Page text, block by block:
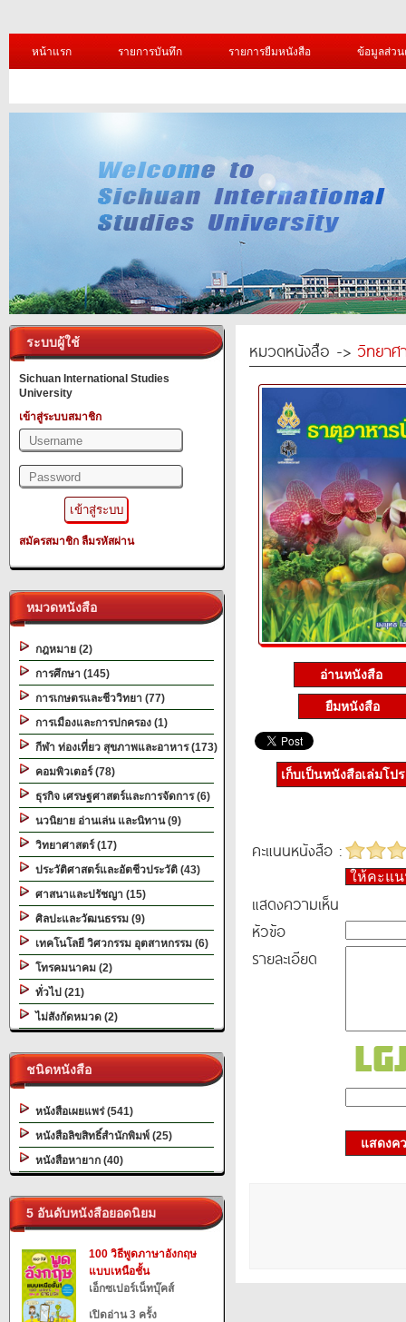
หน้าแรก รายการบันทึก รายการยืมหนังสือ ข้อมูลส่ว
ระบบผู้ใช้
Sichuan International Studies
University
เข้าสู่ระบบสมาชิก
สมัครสมาชิก ลืมรหัสผ่าน
หมวดหนังสือ
กฎหมาย (2)
การศึกษา (145)
การเกษตรและชีววิทยา (77)
การเมืองและการปกครอง (1)
กีฬา ท่องเที่ยว สุขภาพและอาหาร (173)
คอมพิวเตอร์ (78)
ธุรกิจ เศรษฐศาสตร์และการจัดการ (6)
นวนิยาย อ่านเล่น และนิทาน (9)
วิทยาศาสตร์ (17)
ประวัติศาสตร์และอัตชีวประวัติ (43)
ศาสนาและปรัชญา (15)
ศิลปะและวัฒนธรรม (9)
เทคโนโลยี วิศวกรรม อุตสาหกรรม (6)
โทรคมนาคม (2)
ทั่วไป (21)
ไม่สังกัดหมวด (2)
ชนิดหนังสือ
หนังสือเผยแพร่ (541)
หนังสือลิขสิทธิ์สำนักพิมพ์ (25)
หนังสือหายาก (40)
5 อันดับหนังสือยอดนิยม
100 วิธีพูดภาษาอังกฤษ
แบบเหนือชั้น
เอ็กซเปอร์เน็ทบุ๊คส์
เปิดอ่าน 3 ครั้ง
หมวดหนังสือ -> วิทยาศ
อ่านหนังสือ
ยืมหนังสือ
เก็บเป็นหนังสือเล่มโป
คะแนนหนังสือ :
ให้คะแ
แสดงความเห็น
หัวข้อ
รายละเอียด
แสดงค